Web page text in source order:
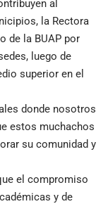
al
la Rectora
de la BUAP por
luego de
superior en el
donde nosotros
estos muchachos
su comunidad y
el compromiso
y de